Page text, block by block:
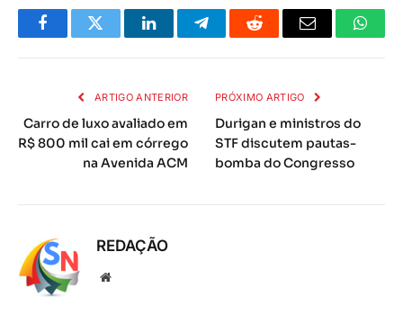
FacebookTwitter LinkedInTelegramaReddit
E-
ARTIGO ANTERIOR
Carro de luxo avaliado em
R$ 800 mil cai em córrego
na Avenida ACM
PRÓXIMO ARTIGO
Durigan e ministros do
STF discutem pautas-
bomba do Congresso
REDAÇÃO
Local